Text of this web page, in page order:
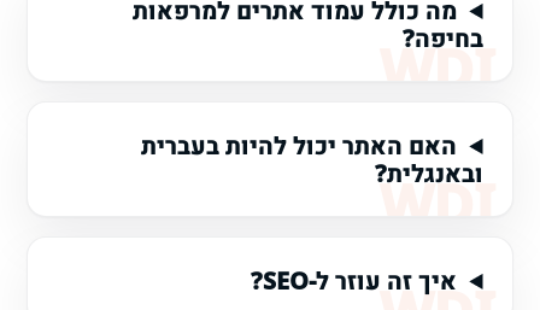
מה כולל עמוד אתרים למרפאות
בחיפה?
האם האתר יכול להיות בעברית
ובאנגלית?
איך זה עוזר ל-SEO?